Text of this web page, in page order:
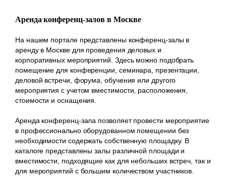
Аренда конференц-залов в Москве
На нашем портале представлены конференц-залы в
аренду в Москве для проведения деловых и
корпоративных мероприятий. Здесь можно подобрать
помещение для конференции, семинара, презентации,
деловой встречи, форума, обучения или другого
мероприятия с учетом вместимости, расположения,
стоимости и оснащения.
Аренда конференц-зала позволяет провести мероприятие
в профессионально оборудованном помещении без
необходимости содержать собственную площадку. В
каталоге представлены залы различной площади и
вместимости, подходящие как для небольших встреч, так и
для мероприятий с большим количеством участников.